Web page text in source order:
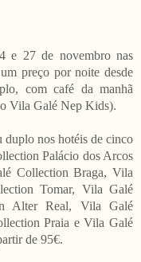
e 27 de novembro nas
preço por noite desde
com café da manhã
Vila Galé Nep Kids).
duplo nos hotéis de cinco
Palácio dos Arcos
Collection Braga, Vila
Tomar, Vila Galé
Alter Real, Vila Galé
Praia e Vila Galé
de 95€.